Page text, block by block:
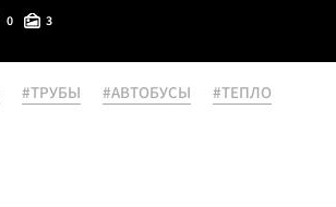
0 3
#ТРУБЫ #АВТОБУСЫ
#ТЕПЛО